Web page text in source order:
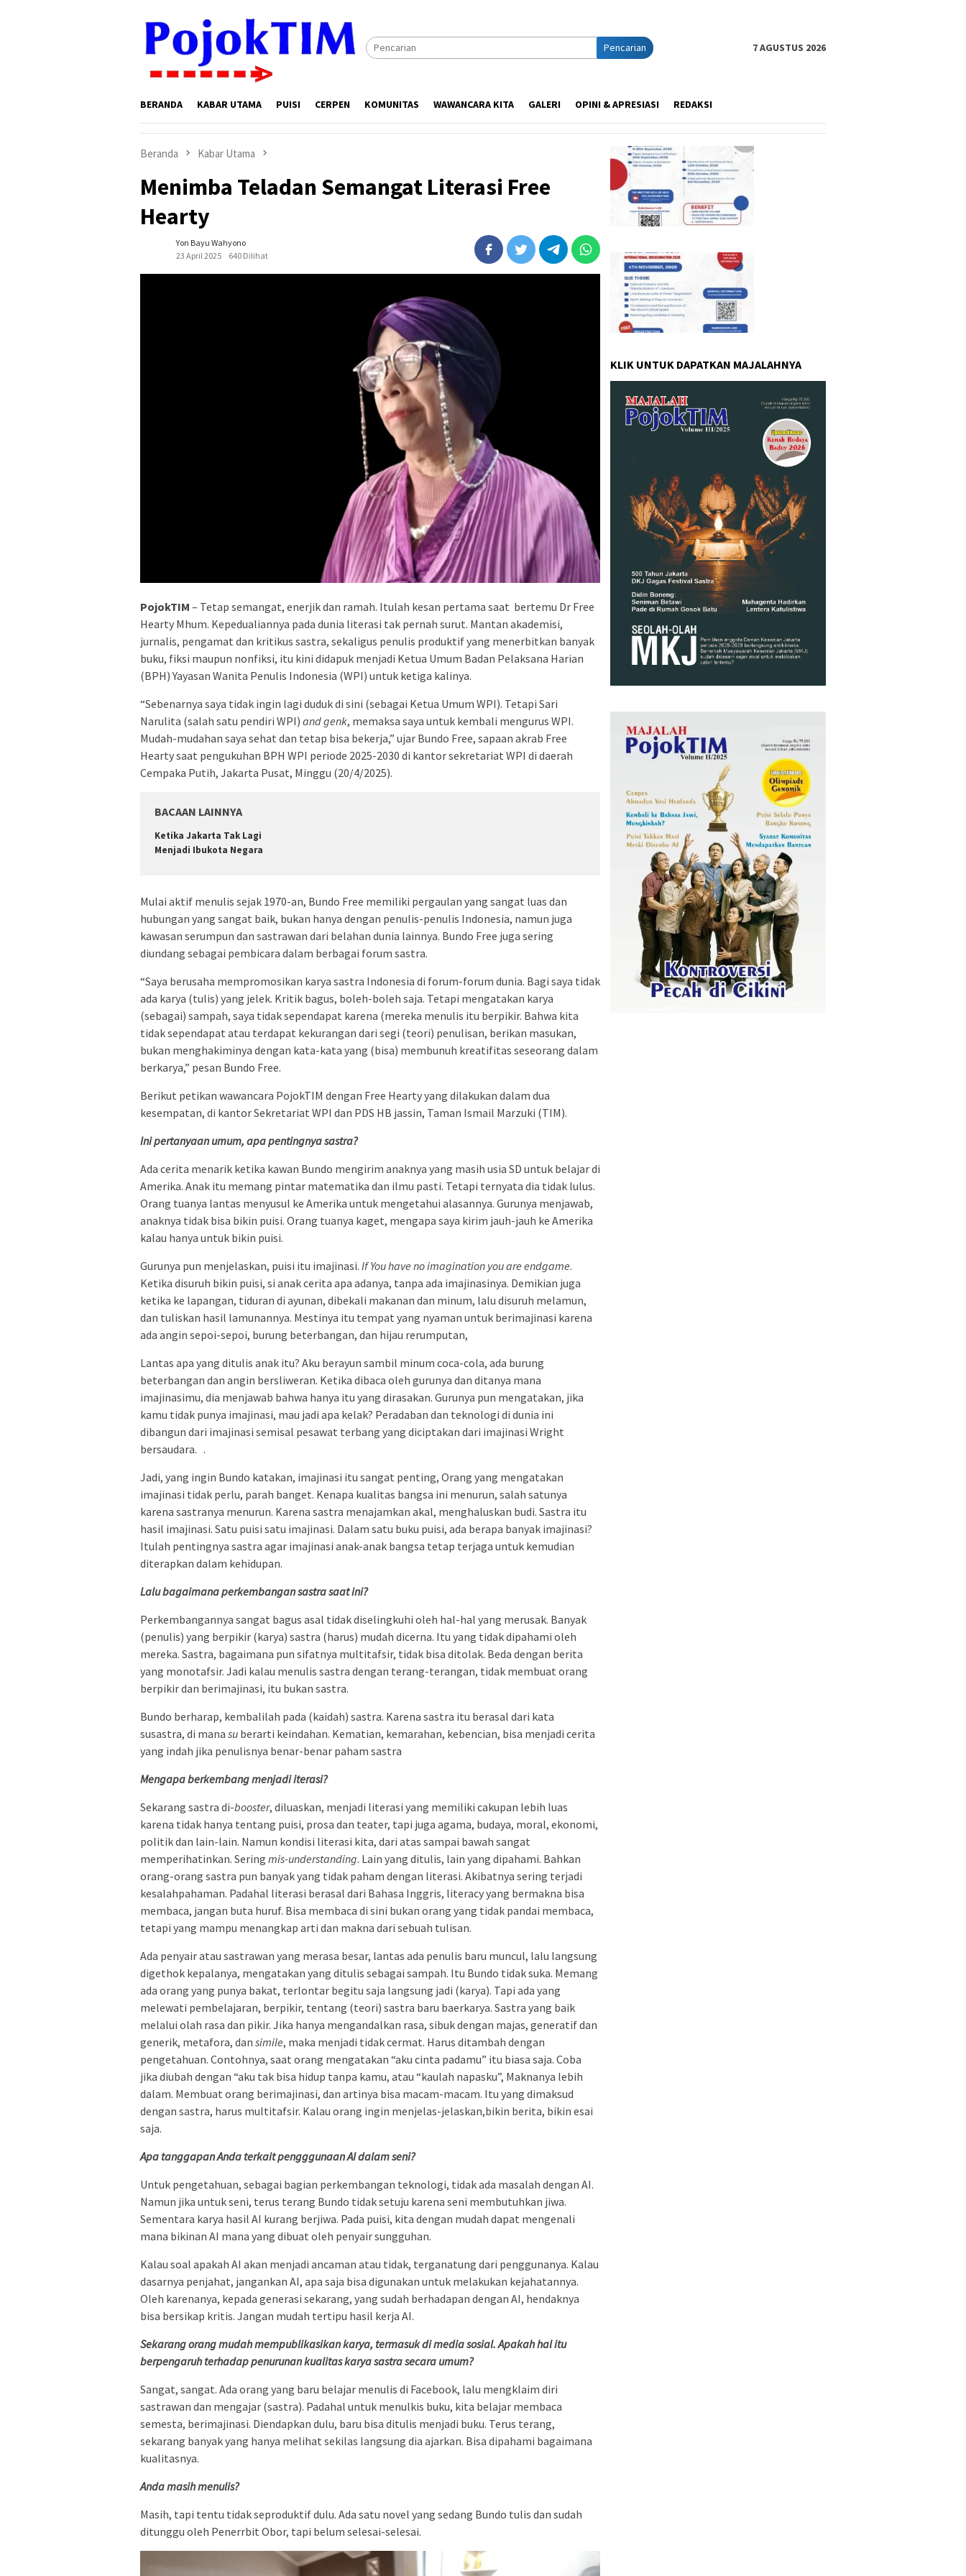
Pencarian
7 AGUSTUS 2026
BERANDA KABAR UTAMA PUISI CERPEN KOMUNITAS WAWANCARA KITA GALERI OPINI & APRESIASI REDAKSI
Beranda Kabar Utama
Menimba Teladan Semangat Literasi Free
Hearty
Yon Bayu Wahyono
23 April 2025
640 Dilihat
PojokTIM – Tetap semangat, enerjik dan ramah. Itulah kesan pertama saat bertemu Dr Free
Hearty Mhum. Kepedualiannya pada dunia literasi tak pernah surut. Mantan akademisi,
jurnalis, pengamat dan kritikus sastra, sekaligus penulis produktif yang menerbitkan banyak
buku, fiksi maupun nonfiksi, itu kini didapuk menjadi Ketua Umum Badan Pelaksana Harian
(BPH) Yayasan Wanita Penulis Indonesia (WPI) untuk ketiga kalinya.
“Sebenarnya saya tidak ingin lagi duduk di sini (sebagai Ketua Umum WPI). Tetapi Sari
Narulita (salah satu pendiri WPI) and genk, memaksa saya untuk kembali mengurus WPI.
Mudah-mudahan saya sehat dan tetap bisa bekerja,” ujar Bundo Free, sapaan akrab Free
Hearty saat pengukuhan BPH WPI periode 2025-2030 di kantor sekretariat WPI di daerah
Cempaka Putih, Jakarta Pusat, Minggu (20/4/2025).
BACAAN LAINNYA
Ketika Jakarta Tak Lagi
Menjadi Ibukota Negara
Mulai aktif menulis sejak 1970-an, Bundo Free memiliki pergaulan yang sangat luas dan
hubungan yang sangat baik, bukan hanya dengan penulis-penulis Indonesia, namun juga
kawasan serumpun dan sastrawan dari belahan dunia lainnya. Bundo Free juga sering
diundang sebagai pembicara dalam berbagai forum sastra.
“Saya berusaha mempromosikan karya sastra Indonesia di forum-forum dunia. Bagi saya tidak
ada karya (tulis) yang jelek. Kritik bagus, boleh-boleh saja. Tetapi mengatakan karya
(sebagai) sampah, saya tidak sependapat karena (mereka menulis itu berpikir. Bahwa kita
tidak sependapat atau terdapat kekurangan dari segi (teori) penulisan, berikan masukan,
bukan menghakiminya dengan kata-kata yang (bisa) membunuh kreatifitas seseorang dalam
berkarya,” pesan Bundo Free.
Berikut petikan wawancara PojokTIM dengan Free Hearty yang dilakukan dalam dua
kesempatan, di kantor Sekretariat WPI dan PDS HB jassin, Taman Ismail Marzuki (TIM).
Ini pertanyaan umum, apa pentingnya sastra?
Ada cerita menarik ketika kawan Bundo mengirim anaknya yang masih usia SD untuk belajar di
Amerika. Anak itu memang pintar matematika dan ilmu pasti. Tetapi ternyata dia tidak lulus.
Orang tuanya lantas menyusul ke Amerika untuk mengetahui alasannya. Gurunya menjawab,
anaknya tidak bisa bikin puisi. Orang tuanya kaget, mengapa saya kirim jauh-jauh ke Amerika
kalau hanya untuk bikin puisi.
Gurunya pun menjelaskan, puisi itu imajinasi. If You have no imagination you are endgame.
Ketika disuruh bikin puisi, si anak cerita apa adanya, tanpa ada imajinasinya. Demikian juga
ketika ke lapangan, tiduran di ayunan, dibekali makanan dan minum, lalu disuruh melamun,
dan tuliskan hasil lamunannya. Mestinya itu tempat yang nyaman untuk berimajinasi karena
ada angin sepoi-sepoi, burung beterbangan, dan hijau rerumputan,
Lantas apa yang ditulis anak itu? Aku berayun sambil minum coca-cola, ada burung
beterbangan dan angin bersliweran. Ketika dibaca oleh gurunya dan ditanya mana
imajinasimu, dia menjawab bahwa hanya itu yang dirasakan. Gurunya pun mengatakan, jika
kamu tidak punya imajinasi, mau jadi apa kelak? Peradaban dan teknologi di dunia ini
dibangun dari imajinasi semisal pesawat terbang yang diciptakan dari imajinasi Wright
bersaudara. .
Jadi, yang ingin Bundo katakan, imajinasi itu sangat penting, Orang yang mengatakan
imajinasi tidak perlu, parah banget. Kenapa kualitas bangsa ini menurun, salah satunya
karena sastranya menurun. Karena sastra menajamkan akal, menghaluskan budi. Sastra itu
hasil imajinasi. Satu puisi satu imajinasi. Dalam satu buku puisi, ada berapa banyak imajinasi?
Itulah pentingnya sastra agar imajinasi anak-anak bangsa tetap terjaga untuk kemudian
diterapkan dalam kehidupan.
Lalu bagaimana perkembangan sastra saat ini?
Perkembangannya sangat bagus asal tidak diselingkuhi oleh hal-hal yang merusak. Banyak
(penulis) yang berpikir (karya) sastra (harus) mudah dicerna. Itu yang tidak dipahami oleh
mereka. Sastra, bagaimana pun sifatnya multitafsir, tidak bisa ditolak. Beda dengan berita
yang monotafsir. Jadi kalau menulis sastra dengan terang-terangan, tidak membuat orang
berpikir dan berimajinasi, itu bukan sastra.
Bundo berharap, kembalilah pada (kaidah) sastra. Karena sastra itu berasal dari kata
susastra, di mana su berarti keindahan. Kematian, kemarahan, kebencian, bisa menjadi cerita
yang indah jika penulisnya benar-benar paham sastra
Mengapa berkembang menjadi iterasi?
Sekarang sastra di-booster, diluaskan, menjadi literasi yang memiliki cakupan lebih luas
karena tidak hanya tentang puisi, prosa dan teater, tapi juga agama, budaya, moral, ekonomi,
politik dan lain-lain. Namun kondisi literasi kita, dari atas sampai bawah sangat
memperihatinkan. Sering mis-understanding. Lain yang ditulis, lain yang dipahami. Bahkan
orang-orang sastra pun banyak yang tidak paham dengan literasi. Akibatnya sering terjadi
kesalahpahaman. Padahal literasi berasal dari Bahasa Inggris, literacy yang bermakna bisa
membaca, jangan buta huruf. Bisa membaca di sini bukan orang yang tidak pandai membaca,
tetapi yang mampu menangkap arti dan makna dari sebuah tulisan.
Ada penyair atau sastrawan yang merasa besar, lantas ada penulis baru muncul, lalu langsung
digethok kepalanya, mengatakan yang ditulis sebagai sampah. Itu Bundo tidak suka. Memang
ada orang yang punya bakat, terlontar begitu saja langsung jadi (karya). Tapi ada yang
melewati pembelajaran, berpikir, tentang (teori) sastra baru baerkarya. Sastra yang baik
melalui olah rasa dan pikir. Jika hanya mengandalkan rasa, sibuk dengan majas, generatif dan
generik, metafora, dan simile, maka menjadi tidak cermat. Harus ditambah dengan
pengetahuan. Contohnya, saat orang mengatakan “aku cinta padamu” itu biasa saja. Coba
jika diubah dengan “aku tak bisa hidup tanpa kamu, atau “kaulah napasku”, Maknanya lebih
dalam. Membuat orang berimajinasi, dan artinya bisa macam-macam. Itu yang dimaksud
dengan sastra, harus multitafsir. Kalau orang ingin menjelas-jelaskan,bikin berita, bikin esai
saja.
Apa tanggapan Anda terkait pengggunaan AI dalam seni?
Untuk pengetahuan, sebagai bagian perkembangan teknologi, tidak ada masalah dengan AI.
Namun jika untuk seni, terus terang Bundo tidak setuju karena seni membutuhkan jiwa.
Sementara karya hasil AI kurang berjiwa. Pada puisi, kita dengan mudah dapat mengenali
mana bikinan AI mana yang dibuat oleh penyair sungguhan.
Kalau soal apakah AI akan menjadi ancaman atau tidak, terganatung dari penggunanya. Kalau
dasarnya penjahat, jangankan AI, apa saja bisa digunakan untuk melakukan kejahatannya.
Oleh karenanya, kepada generasi sekarang, yang sudah berhadapan dengan AI, hendaknya
bisa bersikap kritis. Jangan mudah tertipu hasil kerja AI.
Sekarang orang mudah mempublikasikan karya, termasuk di media sosial. Apakah hal itu
berpengaruh terhadap penurunan kualitas karya sastra secara umum?
Sangat, sangat. Ada orang yang baru belajar menulis di Facebook, lalu mengklaim diri
sastrawan dan mengajar (sastra). Padahal untuk menulkis buku, kita belajar membaca
semesta, berimajinasi. Diendapkan dulu, baru bisa ditulis menjadi buku. Terus terang,
sekarang banyak yang hanya melihat sekilas langsung dia ajarkan. Bisa dipahami bagaimana
kualitasnya.
Anda masih menulis?
Masih, tapi tentu tidak seproduktif dulu. Ada satu novel yang sedang Bundo tulis dan sudah
ditunggu oleh Penerrbit Obor, tapi belum selesai-selesai.
KLIK UNTUK DAPATKAN MAJALAHNYA